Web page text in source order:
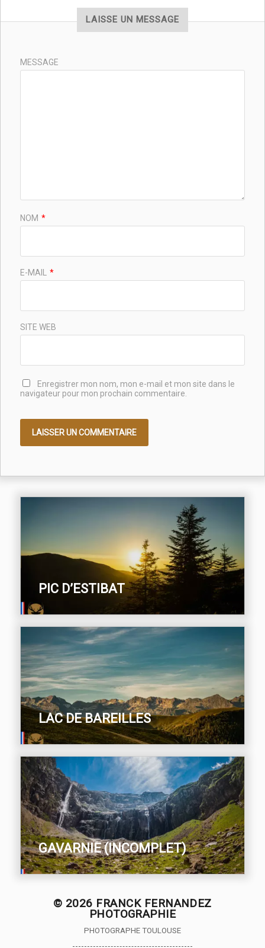
LAISSE UN MESSAGE
MESSAGE
NOM *
E-MAIL *
SITE WEB
Enregistrer mon nom, mon e-mail et mon site dans le
navigateur pour mon prochain commentaire.
PIC D’ESTIBAT
LAC DE BAREILLES
GAVARNIE (INCOMPLET)
© 2026 FRANCK FERNANDEZ
PHOTOGRAPHIE
PHOTOGRAPHE TOULOUSE